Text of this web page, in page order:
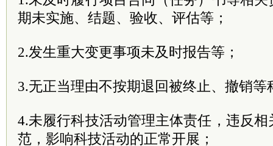
期未实施、结题、验收、评估等；
2.发生重大变更事项未及时报告等；
3.无正当理由不按期退回被终止、撤销
4.未履行科技活动管理主体责任，违反
范，影响科技活动的正常开展；